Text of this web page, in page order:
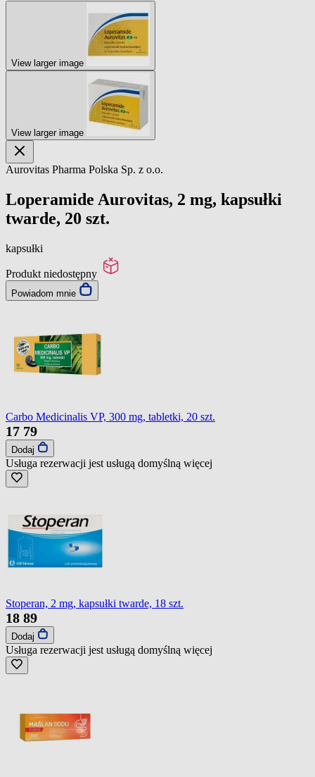
View larger image
View larger image
Aurovitas Pharma Polska Sp. z o.o.
Loperamide Aurovitas, 2 mg, kapsułki
twarde, 20 szt.
kapsułki
Produkt niedostępny
Powiadom mnie
Carbo Medicinalis VP, 300 mg, tabletki, 20 szt.
17 79
Dodaj
Usługa rezerwacji jest usługą domyślną więcej
Stoperan, 2 mg, kapsułki twarde, 18 szt.
18 89
Dodaj
Usługa rezerwacji jest usługą domyślną więcej